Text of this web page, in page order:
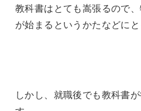
教科書はとても嵩張るので
が始まるというかたなどに
しかし、就職後でも教科書